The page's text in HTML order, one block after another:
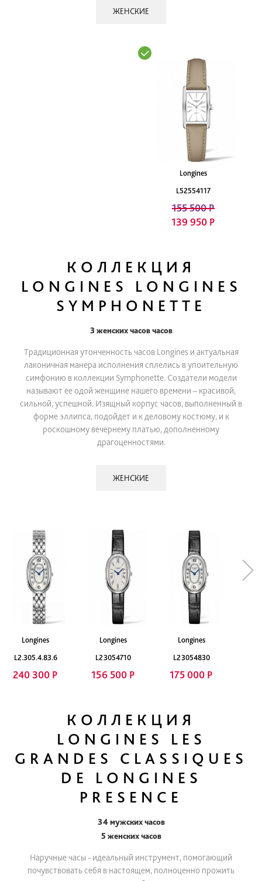
Longines
L52554117
155 500 Р
139 950 Р
ЖЕНСКИЕ
Longines
L2.305.4.83.6
240 300 Р
Longines
L23054710
156 500 Р
Longines
L23054830
175 000 Р
КОЛЛЕКЦИЯ
LONGINES LONGINES
SYMPHONETTE
3 женских часов часов
Традиционная утонченность часов Longines и актуальная
лаконичная манера исполнения сплелись в упоительную
симфонию в коллекции Symphonette. Создатели модели
называют ее одой женщине нашего времени – красивой,
сильной, успешной. Изящный корпус часов, выполненный в
форме эллипса, подойдет и к деловому костюму, и к
роскошному вечернему платью, дополненному
драгоценностями.
ЖЕНСКИЕ
КОЛЛЕКЦИЯ
LONGINES LES
GRANDES CLASSIQUES
DE LONGINES
PRESENCE
34 мужских часов
5 женских часов
Наручные часы - идеальный инструмент, помогающий
почувствовать себя в настоящем, полноценно прожить